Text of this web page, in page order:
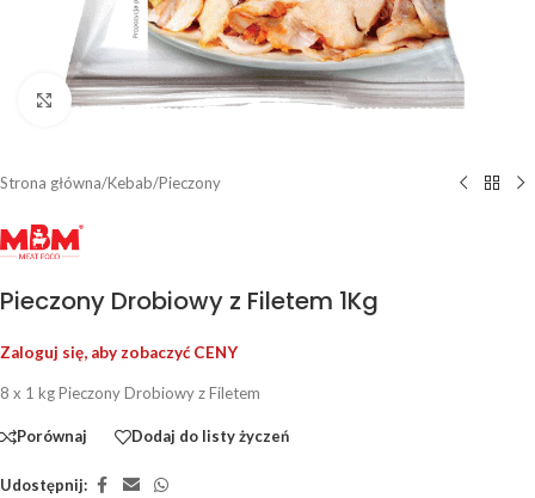
Kliknij, aby powiększyć
Strona główna/Kebab/Pieczony
Pieczony Drobiowy z Filetem 1Kg
Zaloguj się, aby zobaczyć CENY
8 x 1 kg Pieczony Drobiowy z Filetem
Porównaj Dodaj do listy życzeń
Udostępnij: